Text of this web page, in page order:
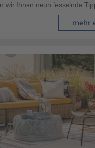
FINDEN
wir Ihnen neun fesselnde
mehr